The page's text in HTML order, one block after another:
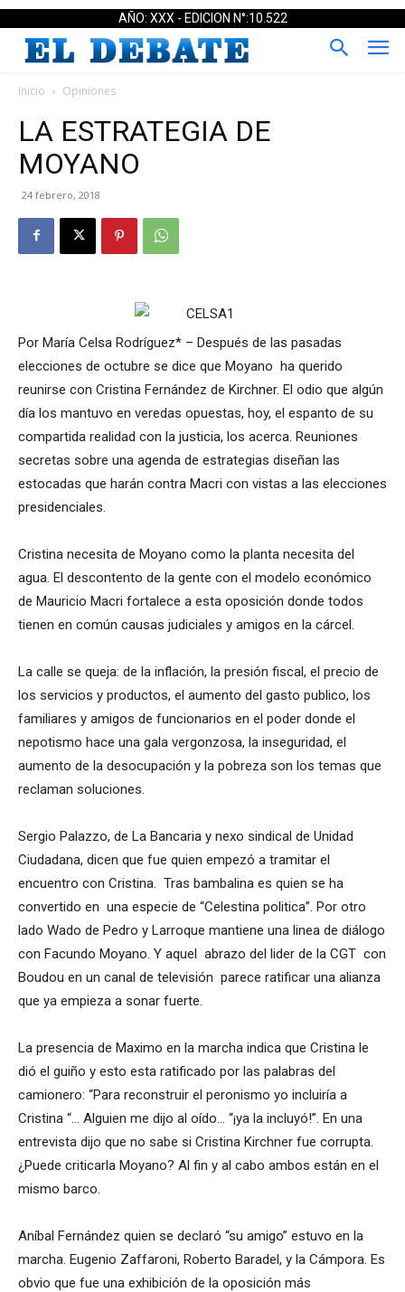
AÑO: XXX - EDICION N°:10.522
Inicio Opiniones
LA ESTRATEGIA DE
MOYANO
24 febrero, 2018
Por María Celsa Rodríguez* – Después de las pasadas
elecciones de octubre se dice que Moyano ha querido
reunirse con Cristina Fernández de Kirchner. El odio que algún
día los mantuvo en veredas opuestas, hoy, el espanto de su
compartida realidad con la justicia, los acerca. Reuniones
secretas sobre una agenda de estrategias diseñan las
estocadas que harán contra Macri con vistas a las elecciones
presidenciales.
Cristina necesita de Moyano como la planta necesita del
agua. El descontento de la gente con el modelo económico
de Mauricio Macri fortalece a esta oposición donde todos
tienen en común causas judiciales y amigos en la cárcel.
La calle se queja: de la inflación, la presión fiscal, el precio de
los servicios y productos, el aumento del gasto publico, los
familiares y amigos de funcionarios en el poder donde el
nepotismo hace una gala vergonzosa, la inseguridad, el
aumento de la desocupación y la pobreza son los temas que
reclaman soluciones.
Sergio Palazzo, de La Bancaria y nexo sindical de Unidad
Ciudadana, dicen que fue quien empezó a tramitar el
encuentro con Cristina. Tras bambalina es quien se ha
convertido en una especie de “Celestina politica”. Por otro
lado Wado de Pedro y Larroque mantiene una linea de diálogo
con Facundo Moyano. Y aquel abrazo del lider de la CGT con
Boudou en un canal de televisión parece ratificar una alianza
que ya empieza a sonar fuerte.
La presencia de Maximo en la marcha indica que Cristina le
dió el guiño y esto esta ratificado por las palabras del
camionero: “Para reconstruir el peronismo yo incluiría a
Cristina “… Alguien me dijo al oído… “¡ya la incluyó!”. En una
entrevista dijo que no sabe si Cristina Kirchner fue corrupta.
¿Puede criticarla Moyano? Al fin y al cabo ambos están en el
mismo barco.
Aníbal Fernández quien se declaró “su amigo” estuvo en la
marcha. Eugenio Zaffaroni, Roberto Baradel, y la Cámpora. Es
obvio que fue una exhibición de la oposición más